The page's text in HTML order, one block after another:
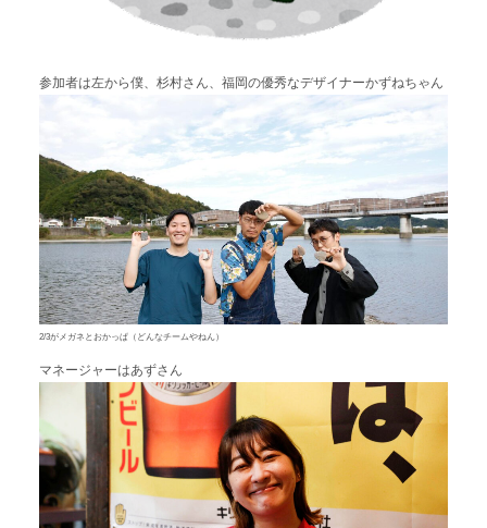
参加者は左から僕、杉村さん、福岡の優秀なデザイナーかずねちゃん
2/3がメガネとおかっぱ（どんなチームやねん）
マネージャーはあずさん